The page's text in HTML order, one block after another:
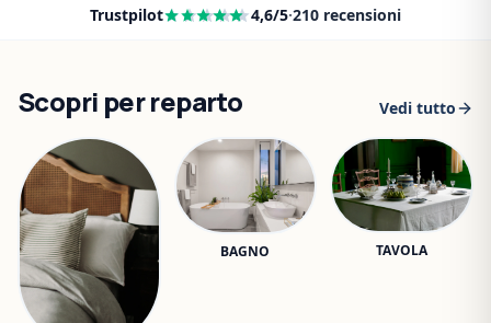
Trustpilot 4,6/5·210 recensioni
Scopri per reparto Vedi tutto
BAGNO TAVOLA